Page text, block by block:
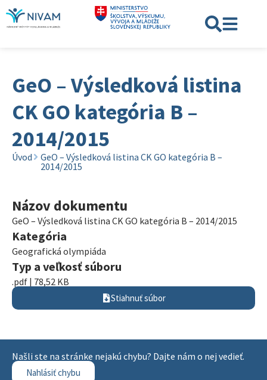
GeO – Výsledková listina
CK GO kategória B –
2014/2015
Úvod
GeO – Výsledková listina CK GO kategória B –
2014/2015
Názov dokumentu
GeO – Výsledková listina CK GO kategória B – 2014/2015
Kategória
Geografická olympiáda
Typ a veľkosť súboru
.pdf | 78,52 KB
Stiahnuť súbor
Našli ste na stránke nejakú chybu? Dajte nám o nej vedieť.
Nahlásiť chybu